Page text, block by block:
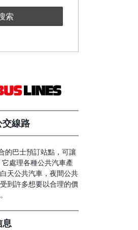
索
線路
的巴士預訂站點，可讓
處理各種公共汽車產
天公共汽車，夜間公共
到許多想要以合理的價
息